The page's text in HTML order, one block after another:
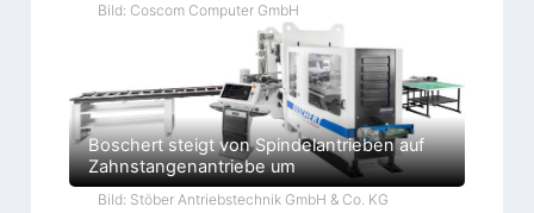
Bild: Coscom Computer GmbH
Boschert steigt von Spindelantrieben auf
Zahnstangenantriebe um
Bild: Stöber Antriebstechnik GmbH & Co. KG